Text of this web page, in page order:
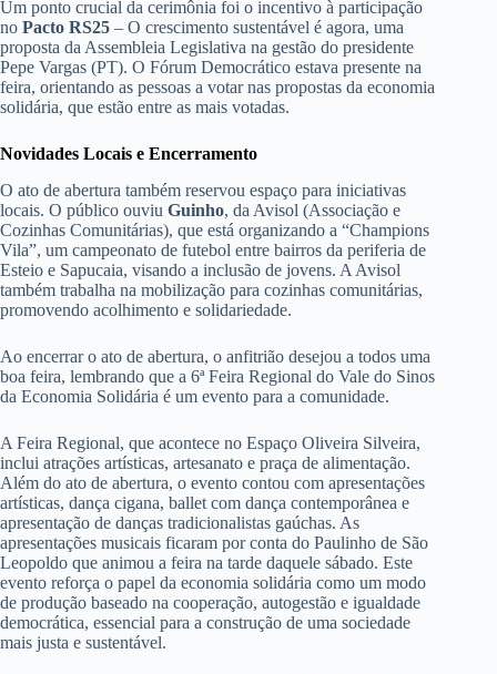
Um ponto crucial da cerimônia foi o incentivo à participação
no Pacto RS25 – O crescimento sustentável é agora, uma
proposta da Assembleia Legislativa na gestão do presidente
Pepe Vargas (PT). O Fórum Democrático estava presente na
feira, orientando as pessoas a votar nas propostas da economia
solidária, que estão entre as mais votadas.
Novidades Locais e Encerramento
O ato de abertura também reservou espaço para iniciativas
locais. O público ouviu Guinho, da Avisol (Associação e
Cozinhas Comunitárias), que está organizando a “Champions
Vila”, um campeonato de futebol entre bairros da periferia de
Esteio e Sapucaia, visando a inclusão de jovens. A Avisol
também trabalha na mobilização para cozinhas comunitárias,
promovendo acolhimento e solidariedade.
Ao encerrar o ato de abertura, o anfitrião desejou a todos uma
boa feira, lembrando que a 6ª Feira Regional do Vale do Sinos
da Economia Solidária é um evento para a comunidade.
A Feira Regional, que acontece no Espaço Oliveira Silveira,
inclui atrações artísticas, artesanato e praça de alimentação.
Além do ato de abertura, o evento contou com apresentações
artísticas, dança cigana, ballet com dança contemporânea e
apresentação de danças tradicionalistas gaúchas. As
apresentações musicais ficaram por conta do Paulinho de São
Leopoldo que animou a feira na tarde daquele sábado. Este
evento reforça o papel da economia solidária como um modo
de produção baseado na cooperação, autogestão e igualdade
democrática, essencial para a construção de uma sociedade
mais justa e sustentável.